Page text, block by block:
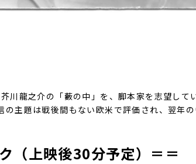
川龍之介の「藪の中」を、脚本家を志望して
主題は戦後間もない欧米で評価され、翌年
（上映後30分予定）＝＝